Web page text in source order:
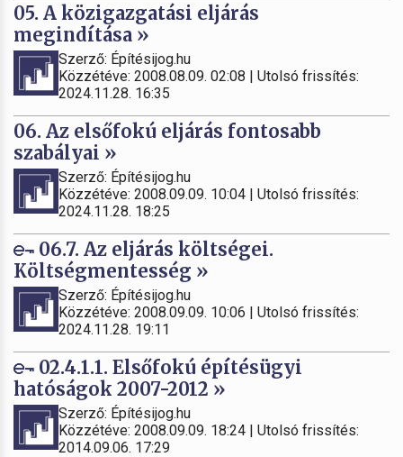
05. A közigazgatási eljárás
megindítása »
Szerző: Építésijog.hu
Közzétéve: 2008.08.09. 02:08 | Utolsó frissítés:
2024.11.28. 16:35
06. Az elsőfokú eljárás fontosabb
szabályai »
Szerző: Építésijog.hu
Közzétéve: 2008.09.09. 10:04 | Utolsó frissítés:
2024.11.28. 18:25
06.7. Az eljárás költségei.
Költségmentesség »
Szerző: Építésijog.hu
Közzétéve: 2008.09.09. 10:06 | Utolsó frissítés:
2024.11.28. 19:11
02.4.1.1. Elsőfokú építésügyi
hatóságok 2007-2012 »
Szerző: Építésijog.hu
Közzétéve: 2008.09.09. 18:24 | Utolsó frissítés:
2014.09.06. 17:29